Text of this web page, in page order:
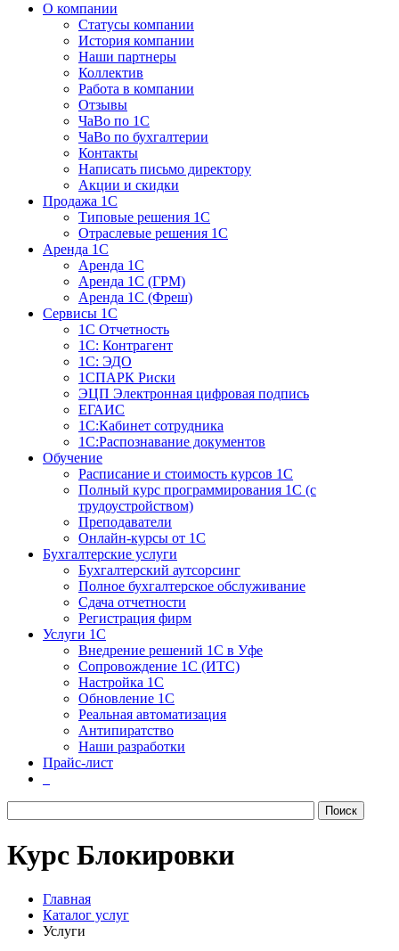
О компании
Cтатусы компании
История компании
Наши партнеры
Коллектив
Работа в компании
Отзывы
ЧаВо по 1С
ЧаВо по бухгалтерии
Контакты
Написать письмо директору
Акции и скидки
Продажа 1С
Типовые решения 1С
Отраслевые решения 1С
Аренда 1С
Аренда 1С
Аренда 1С (ГРМ)
Аренда 1С (Фреш)
Сервисы 1С
1С Отчетность
1С: Контрагент
1С: ЭДО
1СПАРК Риски
ЭЦП Электронная цифровая подпись
ЕГАИС
1С:Кабинет сотрудника
1С:Распознавание документов
Обучение
Расписание и стоимость курсов 1С
Полный курс программирования 1С (с
трудоустройством)
Преподаватели
Онлайн-курсы от 1С
Бухгалтерские услуги
Бухгалтерский аутсорсинг
Полное бухгалтерское обслуживание
Сдача отчетности
Регистрация фирм
Услуги 1С
Внедрение решений 1С в Уфе
Сопровождение 1С (ИТС)
Настройка 1С
Обновление 1С
Реальная автоматизация
Антипиратство
Наши разработки
Прайс-лист
Курс Блокировки
Главная
Каталог услуг
Услуги